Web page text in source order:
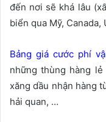
đến nơi sẽ khá lâu
biển qua Mỹ, Canada,
Bảng giá cước phí
những thùng hàng
xăng dầu nhận hàng
hải quan, …